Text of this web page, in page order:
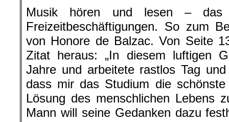
Musik hören und lesen – das
Freizeitbeschäftigungen. So zum
von Honore de Balzac. Von Seite
Zitat heraus: „In diesem luftigen
Jahre und arbeitete rastlos Tag
dass mir das Studium die
Lösung des menschlichen Lebens
Mann will seine Gedanken dazu